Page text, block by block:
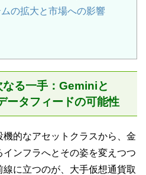
の拡大と市場への影響
る一手：Geminiと
ータフィードの可能性
的なアセットクラスから、金
ンフラへとその姿を変えつつ
に立つのが、大手仮想通貨取